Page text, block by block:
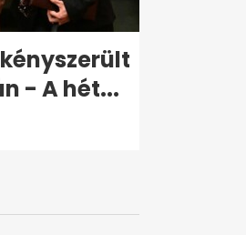
- A hét...